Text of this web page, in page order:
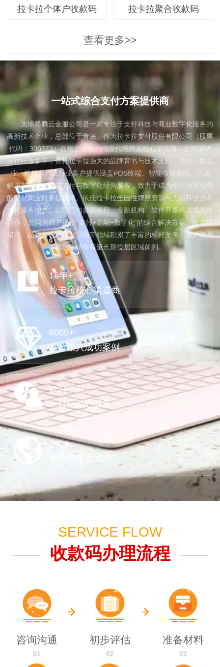
拉卡拉个体户收款码 拉卡拉聚合收款码
查看更多>>
About us
一站式综合支付方案提供商
大埔昇腾云金服公司是一家专注于支付科技与商业数字化服务的
高新技术企业，总部位于青岛。作为拉卡拉支付股份有限公司（股票
代码：300773）在华北地区的特级代理商及核心渠道商，公司深耕
支付行业多年，依托拉卡拉强大的品牌背书与技术支持，为中小微企
业、连锁商户及行业客户提供涵盖POS终端、智能收银系统、分账
解决方案等一站式支付与数字化经营服务，致力于成为华北地区领先
的智慧商业服务提供商。依托拉卡拉全国性牌照资源与先知科技的本
地化服务能力，公司已与多家银行、金融机构、软件开发商达成战略
合作，共同为商户提供“支付+金融+数字化”的综合解决方案。在连锁
超市、品牌餐饮、批发市场等领域积累了丰富的标杆案例，客户满意
度与终端保有量长期位居区域前列。
16年+
拉卡拉核心渠道商
6000+
收款接入成功案例
7*24小时
一对一贴心服务
260+
SERVICE FLOW
收款码办理流程
咨询沟通
01
初步评估
02
准备材料
03